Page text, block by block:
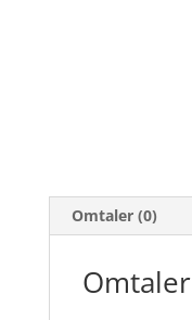
Omtaler (0)
Omtaler